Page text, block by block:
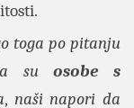
toga po pitanju
suosobe s
, naši napori da